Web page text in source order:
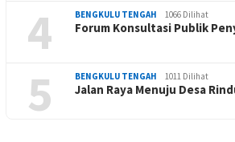
4 BENGKULU TENGAH 1066 Dilihat
5 BENGKULU TENGAH 1011 Dilihat